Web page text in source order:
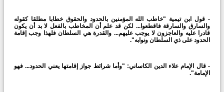
- قول ابن تيمية "خاطب الله المؤمنين بالحدود والحقوق خطابا مطلقا كقوله
والسارق والسارقة فاقطعوا... لكن قد علم أن المخاطب بالفعل لا بد أن يكون
قادرا عليه والعاجزون لا يوجب عليهم... والقدرة هي السلطان فلهذا وجب إقامة
الحدود على ذي السلطان ونوابه".
- قال الإمام علاء الدين الكاساني: "وأما شرائط جواز إقامتها يعني الحدود... فهو
الإمامة".